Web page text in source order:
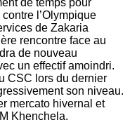
l’Olympique
de Zakaria
rencontre face au
de nouveau
un effectif amoindri.
CSC lors du dernier
son niveau.
mercato hivernal et
Khenchela.